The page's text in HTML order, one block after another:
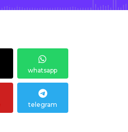
whatsapp
telegram